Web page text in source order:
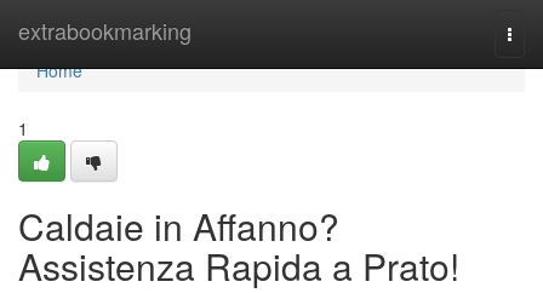
extrabookmarking
Home
Home
1
Caldaie in Affanno?
Assistenza Rapida a Prato!